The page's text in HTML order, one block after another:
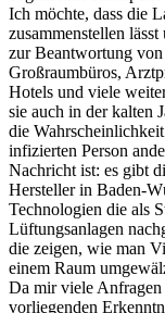
Ich möchte, dass die
zusammenstellen
zur Beantwortung
Großraumbüros,
Hotels und viele
sie auch in der kalten
die
infizierten Person
Nachricht ist: es gibt
Hersteller in Baden-
Technologien die als
Lüftungsanlagen
die zeigen, wie man
einem Raum
Da mir viele Anfragen
vorliegenden